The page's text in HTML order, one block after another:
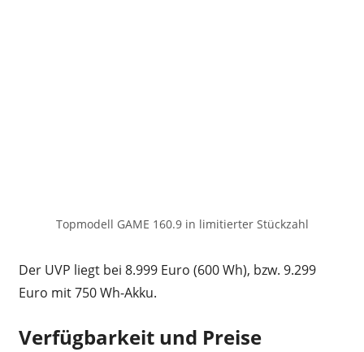
Topmodell GAME 160.9 in limitierter Stückzahl
Der UVP liegt bei 8.999 Euro (600 Wh), bzw. 9.299
Euro mit 750 Wh-Akku.
Verfügbarkeit und Preise